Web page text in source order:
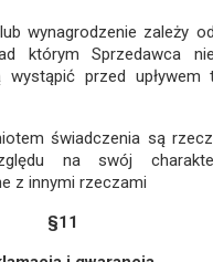
wynagrodzenie zależy
którym Sprzedawca
przed upływem
świadczenia są
na swój
z innymi rzeczami
§11